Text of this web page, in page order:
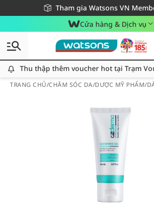
Tham gia Watsons VN
Miễn phí giao hàng cho đơn hàng
Giao hàng nhanh 24h - Áp dụng khu
Cửa hàng & Dịch vụ
Thu thập thêm voucher hot tại Trạm Voucher
Thu thập thêm voucher hot tại Trạm
TRANG CHỦ/CHĂM SÓC DA/DƯỢC MỸ PHẨM/